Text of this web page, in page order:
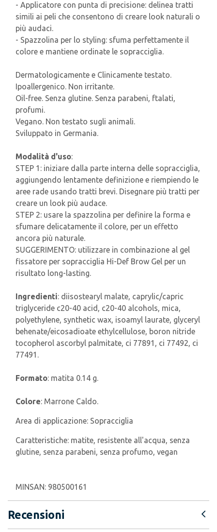
- Applicatore con punta di precisione: delinea tratti
simili ai peli che consentono di creare look naturali o
più audaci.
- Spazzolina per lo styling: sfuma perfettamente il
colore e mantiene ordinate le sopracciglia.
Dermatologicamente e Clinicamente testato.
Ipoallergenico. Non irritante.
Oil-free. Senza glutine. Senza parabeni, ftalati,
profumi.
Vegano. Non testato sugli animali.
Sviluppato in Germania.
Modalità d'uso:
STEP 1: iniziare dalla parte interna delle sopracciglia,
aggiungendo lentamente definizione e riempiendo le
aree rade usando tratti brevi. Disegnare più tratti per
creare un look più audace.
STEP 2: usare la spazzolina per definire la forma e
sfumare delicatamente il colore, per un effetto
ancora più naturale.
SUGGERIMENTO: utilizzare in combinazione al gel
fissatore per sopracciglia Hi-Def Brow Gel per un
risultato long-lasting.
Ingredienti: diisostearyl malate, caprylic/capric
triglyceride c20-40 acid, c20-40 alcohols, mica,
polyethylene, synthetic wax, isoamyl laurate, glyceryl
behenate/eicosadioate ethylcellulose, boron nitride
tocopherol ascorbyl palmitate, ci 77891, ci 77492, ci
77491.
Formato: matita 0.14 g.
Colore: Marrone Caldo.
Area di applicazione: Sopracciglia
Caratteristiche: matite, resistente all'acqua, senza
glutine, senza parabeni, senza profumo, vegan
MINSAN: 980500161
Recensioni